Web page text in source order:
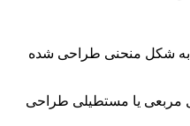
به شکل منحنی طراحی شده
مربعی یا مستطیلی طراحی